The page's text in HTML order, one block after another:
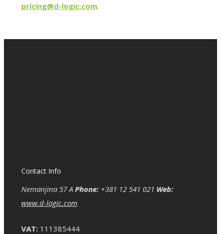
pricing@d-logic.com.
Contact Info
Nemanjina 57 A Phone:+381 12 541 021 Web:
www.d-logic.com
VAT:111385444